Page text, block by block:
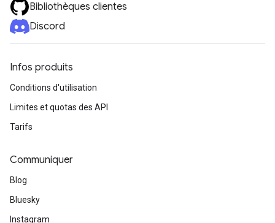
Bibliothèques clientes
Discord
Infos produits
Conditions d'utilisation
Limites et quotas des API
Tarifs
Communiquer
Blog
Bluesky
Instagram